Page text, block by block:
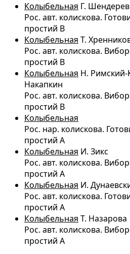
Колыбельная Г. Шендерев
Рос. авт. колискова.
простий B
Колыбельная Т.
Рос. авт. колискова.
простий B
Колыбельная Н. Римский-
Накапкин
Рос. авт. колискова.
простий B
Колыбельная
Рос. нар. колискова.
простий A
Колыбельная И. Зикс
Рос. авт. колискова.
простий A
Колыбельная И.
Рос. авт. колискова.
простий A
Колыбельная Т. Назарова
Рос. авт. колискова.
простий A